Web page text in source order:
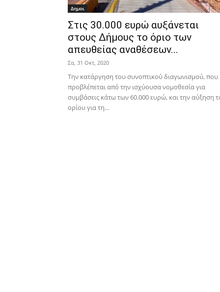
Δημοι
Στις 30.000 ευρώ αυξάνεται
στους Δήμους το όριο των
απευθείας αναθέσεων...
Σα, 31 Οκτ, 2020
Την κατάργηση του συνοπτικού διαγωνισμού, που
προβλέπεται από την ισχύουσα νομοθεσία για
συμβάσεις κάτω των 60.000 ευρώ, και την αύξηση
ορίου για τη...